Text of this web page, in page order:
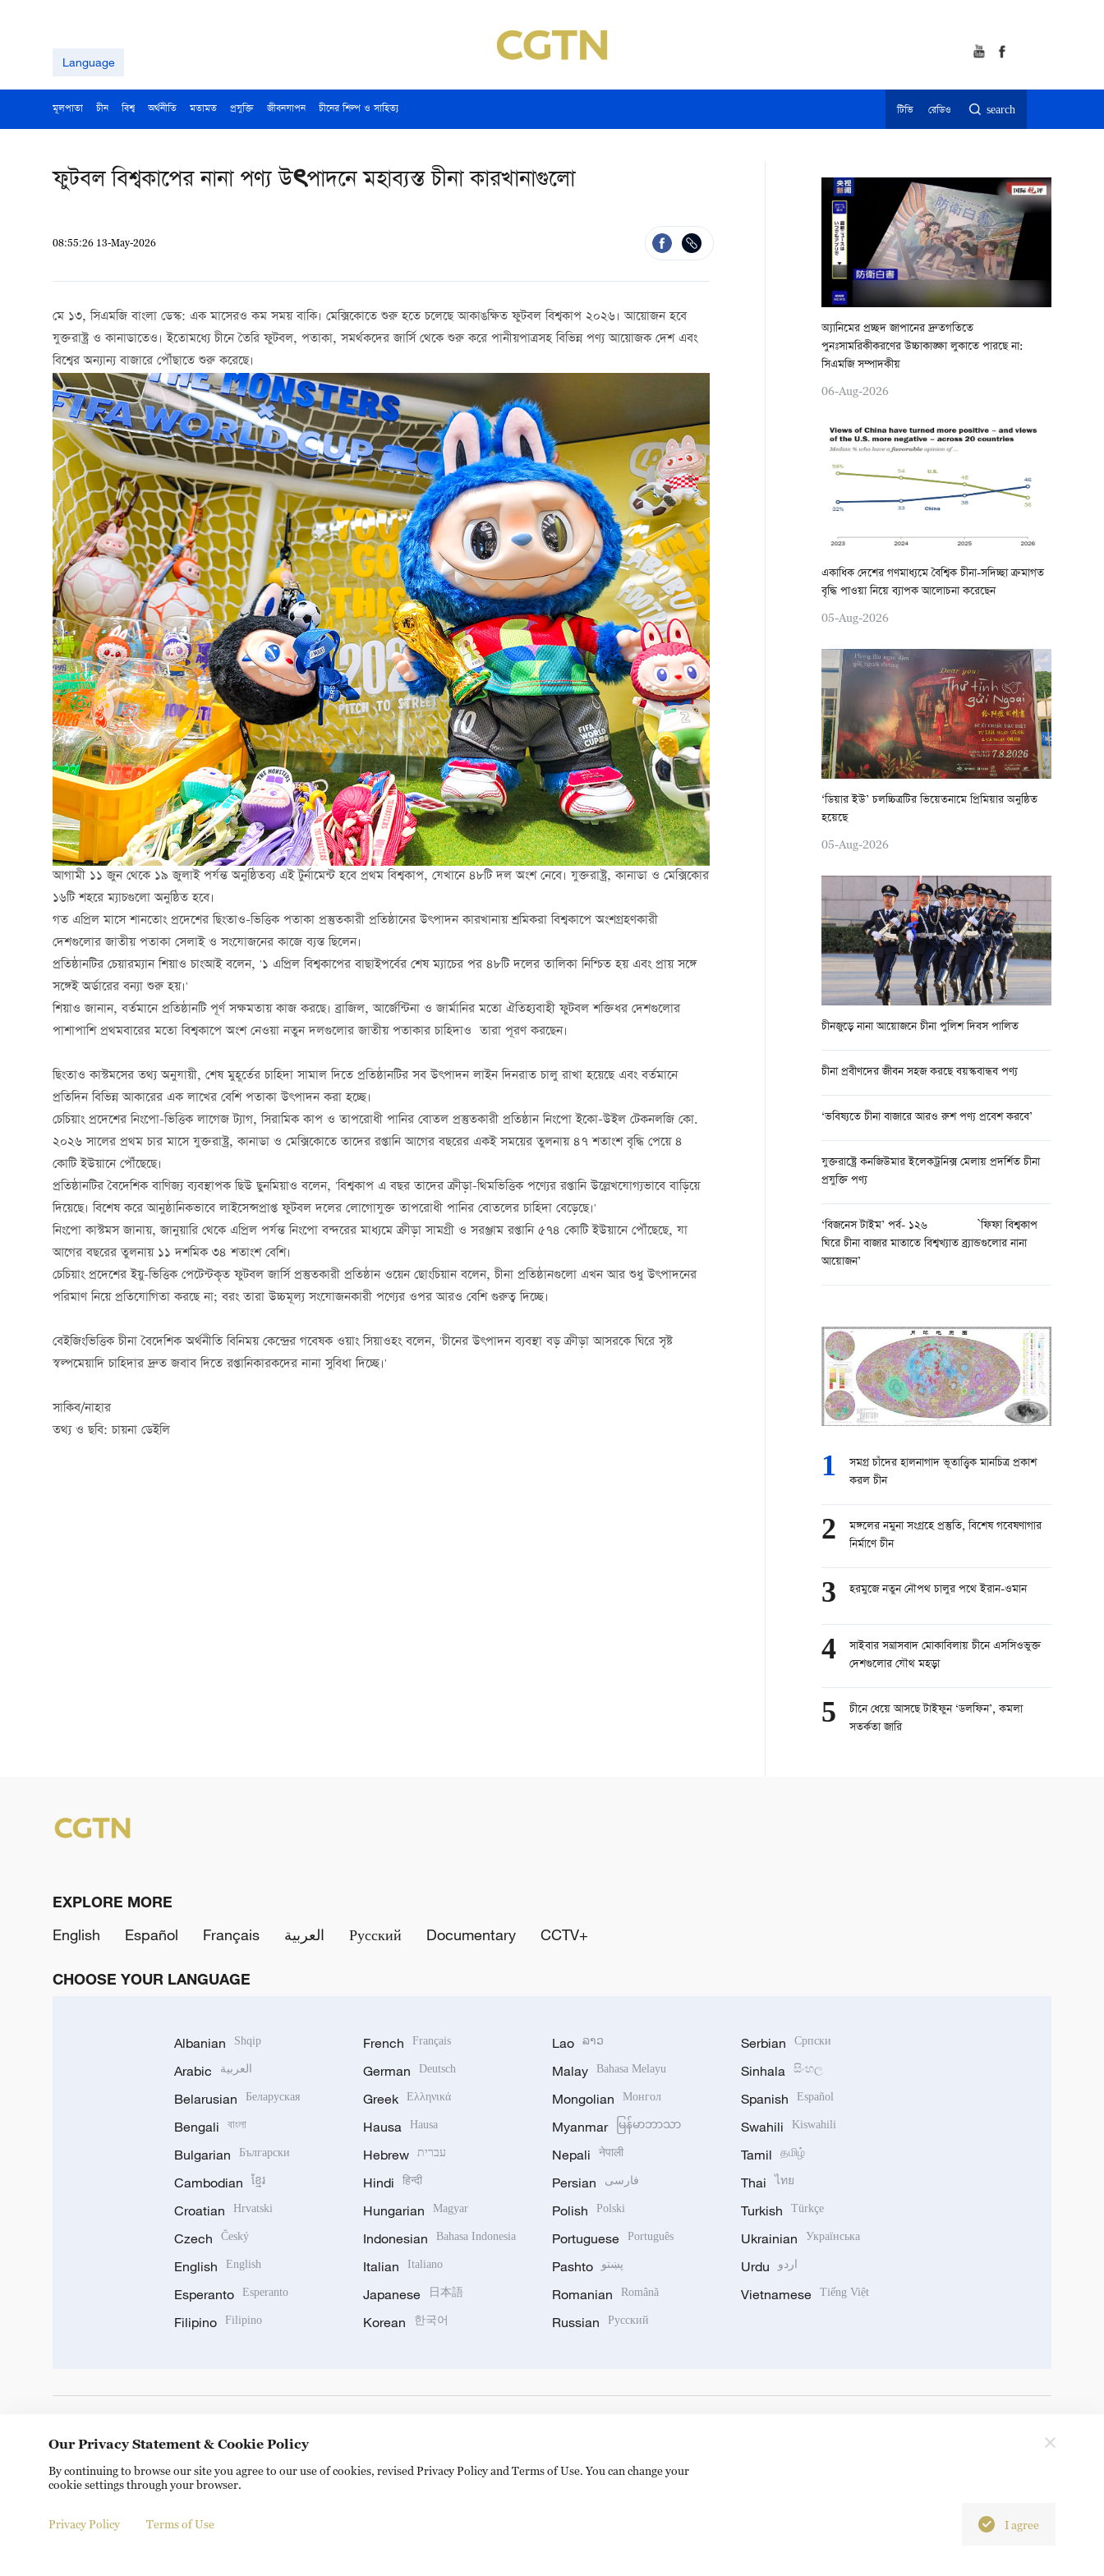
Language
মূলপাতা চীন বিশ্ব অর্থনীতি মতামত প্রযুক্তি জীবনযাপন চীনের শিল্প ও সাহিত্য টিভি রেডিও search
ফুটবল বিশ্বকাপের নানা পণ্য উৎপাদনে মহাব্যস্ত চীনা কারখানাগুলো
08:55:26 13-May-2026
মে ১৩, সিএমজি বাংলা ডেস্ক: এক মাসেরও কম সময় বাকি। মেক্সিকোতে শুরু হতে চলেছে আকাঙক্ষিত ফুটবল বিশ্বকাপ ২০২৬। আয়োজন হবে
যুক্তরাষ্ট্র ও কানাডাতেও। ইতোমধ্যে চীনে তৈরি ফুটবল, পতাকা, সমর্থকদের জার্সি থেকে শুরু করে পানীয়পাত্রসহ বিভিন্ন পণ্য আয়োজক দেশ এবং
বিশ্বের অন্যান্য বাজারে পৌঁছাতে শুরু করেছে।
আগামী ১১ জুন থেকে ১৯ জুলাই পর্যন্ত অনুষ্ঠিতব্য এই টুর্নামেন্ট হবে প্রথম বিশ্বকাপ, যেখানে ৪৮টি দল অংশ নেবে। যুক্তরাষ্ট্র, কানাডা ও মেক্সিকোর
১৬টি শহরে ম্যাচগুলো অনুষ্ঠিত হবে।
গত এপ্রিল মাসে শানতোং প্রদেশের ছিংতাও-ভিত্তিক পতাকা প্রস্তুতকারী প্রতিষ্ঠানের উৎপাদন কারখানায় শ্রমিকরা বিশ্বকাপে অংশগ্রহণকারী
দেশগুলোর জাতীয় পতাকা সেলাই ও সংযোজনের কাজে ব্যস্ত ছিলেন।
প্রতিষ্ঠানটির চেয়ারম্যান শিয়াও চাংআই বলেন, '১ এপ্রিল বিশ্বকাপের বাছাইপর্বের শেষ ম্যাচের পর ৪৮টি দলের তালিকা নিশ্চিত হয় এবং প্রায় সঙ্গে
সঙ্গেই অর্ডারের বন্যা শুরু হয়।'
শিয়াও জানান, বর্তমানে প্রতিষ্ঠানটি পূর্ণ সক্ষমতায় কাজ করছে। ব্রাজিল, আর্জেন্টিনা ও জার্মানির মতো ঐতিহ্যবাহী ফুটবল শক্তিধর দেশগুলোর
পাশাপাশি প্রথমবারের মতো বিশ্বকাপে অংশ নেওয়া নতুন দলগুলোর জাতীয় পতাকার চাহিদাও তারা পূরণ করছেন।
ছিংতাও কাস্টমসের তথ্য অনুযায়ী, শেষ মুহূর্তের চাহিদা সামাল দিতে প্রতিষ্ঠানটির সব উৎপাদন লাইন দিনরাত চালু রাখা হয়েছে এবং বর্তমানে
প্রতিদিন বিভিন্ন আকারের এক লাখের বেশি পতাকা উৎপাদন করা হচ্ছে।
চেচিয়াং প্রদেশের নিংপো-ভিত্তিক লাগেজ ট্যাগ, সিরামিক কাপ ও তাপরোধী পানির বোতল প্রস্তুতকারী প্রতিষ্ঠান নিংপো ইকো-উইল টেকনলজি কো.
২০২৬ সালের প্রথম চার মাসে যুক্তরাষ্ট্র, কানাডা ও মেক্সিকোতে তাদের রপ্তানি আগের বছরের একই সময়ের তুলনায় ৪৭ শতাংশ বৃদ্ধি পেয়ে ৪
কোটি ইউয়ানে পৌঁছেছে।
প্রতিষ্ঠানটির বৈদেশিক বাণিজ্য ব্যবস্থাপক ছিউ ছুনমিয়াও বলেন, 'বিশ্বকাপ এ বছর তাদের ক্রীড়া-থিমভিত্তিক পণ্যের রপ্তানি উল্লেখযোগ্যভাবে বাড়িয়ে
দিয়েছে। বিশেষ করে আনুষ্ঠানিকভাবে লাইসেন্সপ্রাপ্ত ফুটবল দলের লোগোযুক্ত তাপরোধী পানির বোতলের চাহিদা বেড়েছে।'
নিংপো কাস্টমস জানায়, জানুয়ারি থেকে এপ্রিল পর্যন্ত নিংপো বন্দরের মাধ্যমে ক্রীড়া সামগ্রী ও সরঞ্জাম রপ্তানি ৫৭৪ কোটি ইউয়ানে পৌঁছেছে, যা
আগের বছরের তুলনায় ১১ দশমিক ৩৪ শতাংশ বেশি।
চেচিয়াং প্রদেশের ইয়ু-ভিত্তিক পেটেন্টকৃত ফুটবল জার্সি প্রস্তুতকারী প্রতিষ্ঠান ওয়েন ছোংচিয়ান বলেন, চীনা প্রতিষ্ঠানগুলো এখন আর শুধু উৎপাদনের
পরিমাণ নিয়ে প্রতিযোগিতা করছে না; বরং তারা উচ্চমূল্য সংযোজনকারী পণ্যের ওপর আরও বেশি গুরুত্ব দিচ্ছে।
বেইজিংভিত্তিক চীনা বৈদেশিক অর্থনীতি বিনিময় কেন্দ্রের গবেষক ওয়াং সিয়াওহং বলেন, 'চীনের উৎপাদন ব্যবস্থা বড় ক্রীড়া আসরকে ঘিরে সৃষ্ট
স্বল্পমেয়াদি চাহিদার দ্রুত জবাব দিতে রপ্তানিকারকদের নানা সুবিধা দিচ্ছে।'
সাকিব/নাহার
তথ্য ও ছবি: চায়না ডেইলি
অ্যানিমের প্রচ্ছদ জাপানের দ্রুতগতিতে
পুনঃসামরিকীকরণের উচ্চাকাঙ্ক্ষা লুকাতে পারছে না:
সিএমজি সম্পাদকীয়
06-Aug-2026
একাধিক দেশের গণমাধ্যমে বৈশ্বিক চীনা-সদিচ্ছা ক্রমাগত
বৃদ্ধি পাওয়া নিয়ে ব্যাপক আলোচনা করেছেন
05-Aug-2026
‘ডিয়ার ইউ’ চলচ্চিত্রটির ভিয়েতনামে প্রিমিয়ার অনুষ্ঠিত
হয়েছে
05-Aug-2026
চীনজুড়ে নানা আয়োজনে চীনা পুলিশ দিবস পালিত
চীনা প্রবীণদের জীবন সহজ করছে বয়স্কবান্ধব পণ্য
‘ভবিষ্যতে চীনা বাজারে আরও রুশ পণ্য প্রবেশ করবে’
যুক্তরাষ্ট্রে কনজিউমার ইলেকট্রনিক্স মেলায় প্রদর্শিত চীনা
প্রযুক্তি পণ্য
‘বিজনেস টাইম’ পর্ব- ১২৬ `ফিফা বিশ্বকাপ
ঘিরে চীনা বাজার মাতাতে বিশ্বখ্যাত ব্র্যান্ডগুলোর নানা
আয়োজন’
1
সমগ্র চাঁদের হালনাগাদ ভূতাত্ত্বিক মানচিত্র প্রকাশ
করল চীন
2
মঙ্গলের নমুনা সংগ্রহে প্রস্তুতি, বিশেষ গবেষণাগার
নির্মাণে চীন
3 হরমুজে নতুন নৌপথ চালুর পথে ইরান-ওমান
4
সাইবার সন্ত্রাসবাদ মোকাবিলায় চীনে এসসিওভুক্ত
দেশগুলোর যৌথ মহড়া
5
চীনে ধেয়ে আসছে টাইফুন ‘ডলফিন’, কমলা
সতর্কতা জারি
EXPLORE MORE
English
Español Français العربية Русский Documentary CCTV+
CHOOSE YOUR LANGUAGE
Albanian Shqip
Arabic العربية
Belarusian Беларуская
Bengali বাংলা
Bulgarian Български
Cambodian ខ្មែរ
Croatian Hrvatski
Czech Český
English English
Esperanto Esperanto
Filipino Filipino
French Français
German Deutsch
Greek Ελληνικά
Hausa Hausa
Hebrew עברית
Hindi हिन्दी
Hungarian Magyar
Indonesian Bahasa Indonesia
Italian Italiano
Japanese 日本語
Korean 한국어
Lao ລາວ
Malay Bahasa Melayu
Mongolian Монгол
Myanmar မြန်မာဘာသာ
Nepali नेपाली
Persian فارسی
Polish Polski
Portuguese Português
Pashto پښتو
Romanian Română
Russian Русский
Serbian Српски
Sinhala සිංහල
Spanish Español
Swahili Kiswahili
Tamil தமிழ்
Thai ไทย
Turkish Türkçe
Ukrainian Українська
Urdu اردو
Vietnamese Tiếng Việt
Copyright © 2024 CGTN. 京ICP备20000184号
Our Privacy Statement & Cookie Policy
By continuing to browse our site you agree to our use of cookies, revised Privacy Policy and Terms of Use. You can change your
cookie settings through your browser.
Privacy Policy Terms of Use I agree